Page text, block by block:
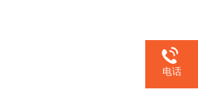
电话